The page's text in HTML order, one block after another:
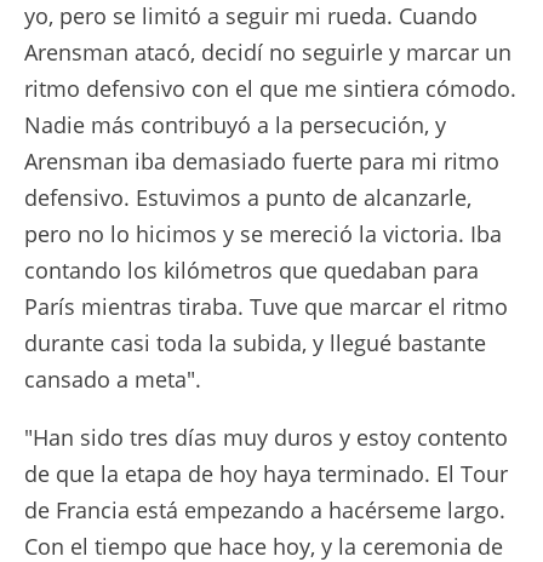
yo, pero se limitó a seguir mi rueda. Cuando
Arensman atacó, decidí no seguirle y marcar un
ritmo defensivo con el que me sintiera cómodo.
Nadie más contribuyó a la persecución, y
Arensman iba demasiado fuerte para mi ritmo
defensivo. Estuvimos a punto de alcanzarle,
pero no lo hicimos y se mereció la victoria. Iba
contando los kilómetros que quedaban para
París mientras tiraba. Tuve que marcar el ritmo
durante casi toda la subida, y llegué bastante
cansado a meta".
"Han sido tres días muy duros y estoy contento
de que la etapa de hoy haya terminado. El Tour
de Francia está empezando a hacérseme largo.
Con el tiempo que hace hoy, y la ceremonia de